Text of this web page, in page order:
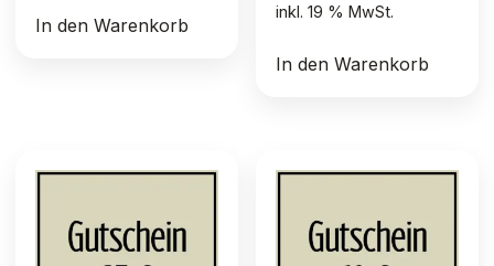
In den Warenkorb
inkl. 19 % MwSt.
In den Warenkorb